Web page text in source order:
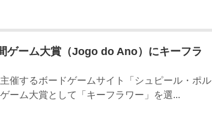
ーム大賞（Jogo do Ano）にキーフラ
催するボードゲームサイト「シュピール・ポル
ーム大賞として「キーフラワー」を選...